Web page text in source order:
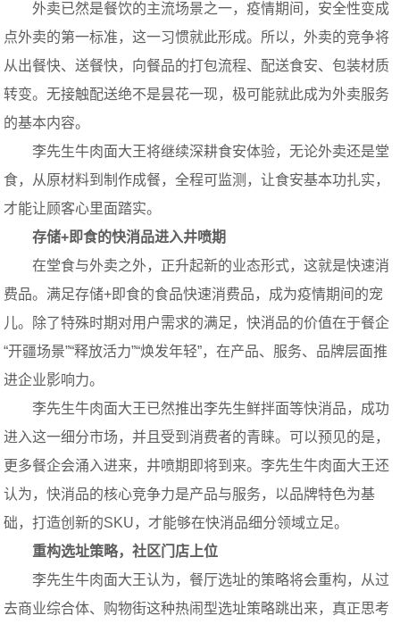
外卖已然是餐饮的主流场景之一，疫情期间，安全性变成
点外卖的第一标准，这一习惯就此形成。所以，外卖的竞争将
从出餐快、送餐快，向餐品的打包流程、配送食安、包装材质
转变。无接触配送绝不是昙花一现，极可能就此成为外卖服务
的基本内容。
李先生牛肉面大王将继续深耕食安体验，无论外卖还是堂
食，从原材料到制作成餐，全程可监测，让食安基本功扎实，
才能让顾客心里面踏实。
存储+即食的快消品进入井喷期
在堂食与外卖之外，正升起新的业态形式，这就是快速消
费品。满足存储+即食的食品快速消费品，成为疫情期间的宠
儿。除了特殊时期对用户需求的满足，快消品的价值在于餐企
“开疆场景”“释放活力”“焕发年轻”，在产品、服务、品牌层面推
进企业影响力。
李先生牛肉面大王已然推出李先生鲜拌面等快消品，成功
进入这一细分市场，并且受到消费者的青睐。可以预见的是，
更多餐企会涌入进来，井喷期即将到来。李先生牛肉面大王还
认为，快消品的核心竞争力是产品与服务，以品牌特色为基
础，打造创新的SKU，才能够在快消品细分领域立足。
重构选址策略，社区门店上位
李先生牛肉面大王认为，餐厅选址的策略将会重构，从过
去商业综合体、购物街这种热闹型选址策略跳出来，真正思考